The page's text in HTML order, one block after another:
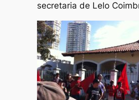
secretaria de Lelo